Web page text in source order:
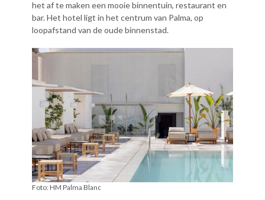
het af te maken een mooie binnentuin, restaurant en
bar. Het hotel ligt in het centrum van Palma, op
loopafstand van de oude binnenstad.
Foto: HM Palma Blanc